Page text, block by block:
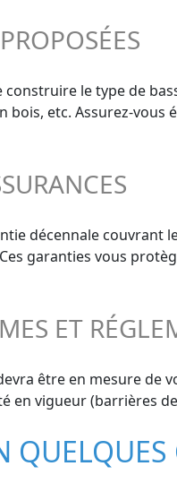
le type de
bois, etc. Assurez-
décennale couvrant
garanties vous
ET
être en mesure
en vigueur (barrières
QUELQUES